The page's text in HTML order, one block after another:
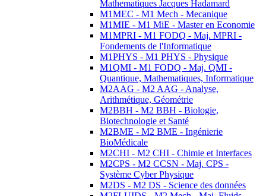
Mathematiques Jacques Hadamard
M1MEC - M1 Mech - Mecanique
M1MIE - M1 MiE - Master en Economie
M1MPRI - M1 FODQ - Maj. MPRI -
Fondements de l'Informatique
M1PHYS - M1 PHYS - Physique
M1QMI - M1 FODQ - Maj. QMI -
Quantique, Mathematiques, Informatique
M2AAG - M2 AAG - Analyse,
Arithmétique, Géométrie
M2BBH - M2 BBH - Biologie,
Biotechnologie et Santé
M2BME - M2 BME - Ingénierie
BioMédicale
M2CHI - M2 CHI - Chimie et Interfaces
M2CPS - M2 CCSN - Maj. CPS -
Système Cyber Physique
M2DS - M2 DS - Science des données